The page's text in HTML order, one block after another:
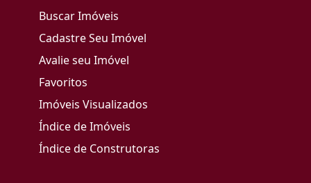
Buscar Imóveis
Cadastre Seu Imóvel
Avalie seu Imóvel
Favoritos
Imóveis Visualizados
Índice de Imóveis
Índice de Construtoras